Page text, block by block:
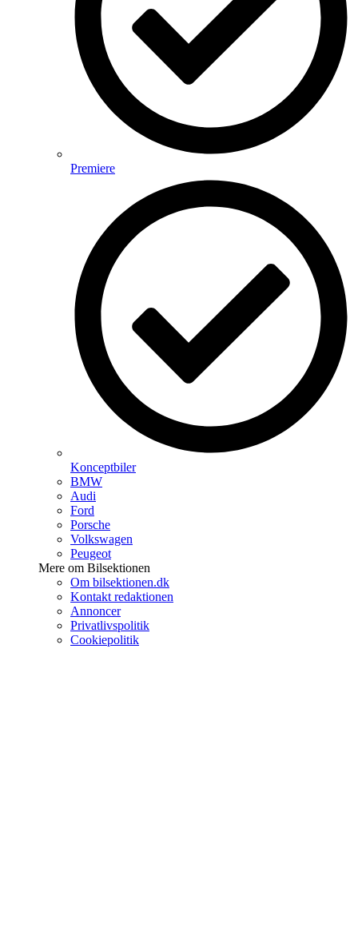
Premiere
Konceptbiler
BMW
Audi
Ford
Porsche
Volkswagen
Peugeot
Mere om Bilsektionen
Om bilsektionen.dk
Kontakt redaktionen
Annoncer
Privatlivspolitik
Cookiepolitik